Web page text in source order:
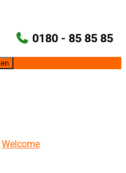
0180 - 85 85 85
Welcome